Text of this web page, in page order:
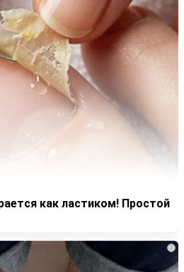
как ластиком! Простой
i